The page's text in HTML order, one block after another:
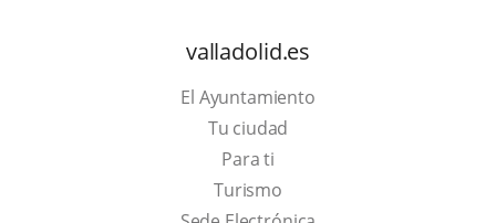
valladolid.es
El Ayuntamiento
Tu ciudad
Para ti
TurismoThis